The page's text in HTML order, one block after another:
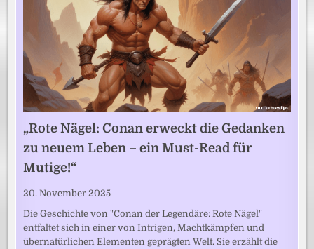
„Rote Nägel: Conan erweckt die Gedanken
zu neuem Leben – ein Must-Read für
Mutige!“
20. November 2025
Die Geschichte von "Conan der Legendäre: Rote Nägel"
entfaltet sich in einer von Intrigen, Machtkämpfen und
übernatürlichen Elementen geprägten Welt. Sie erzählt die